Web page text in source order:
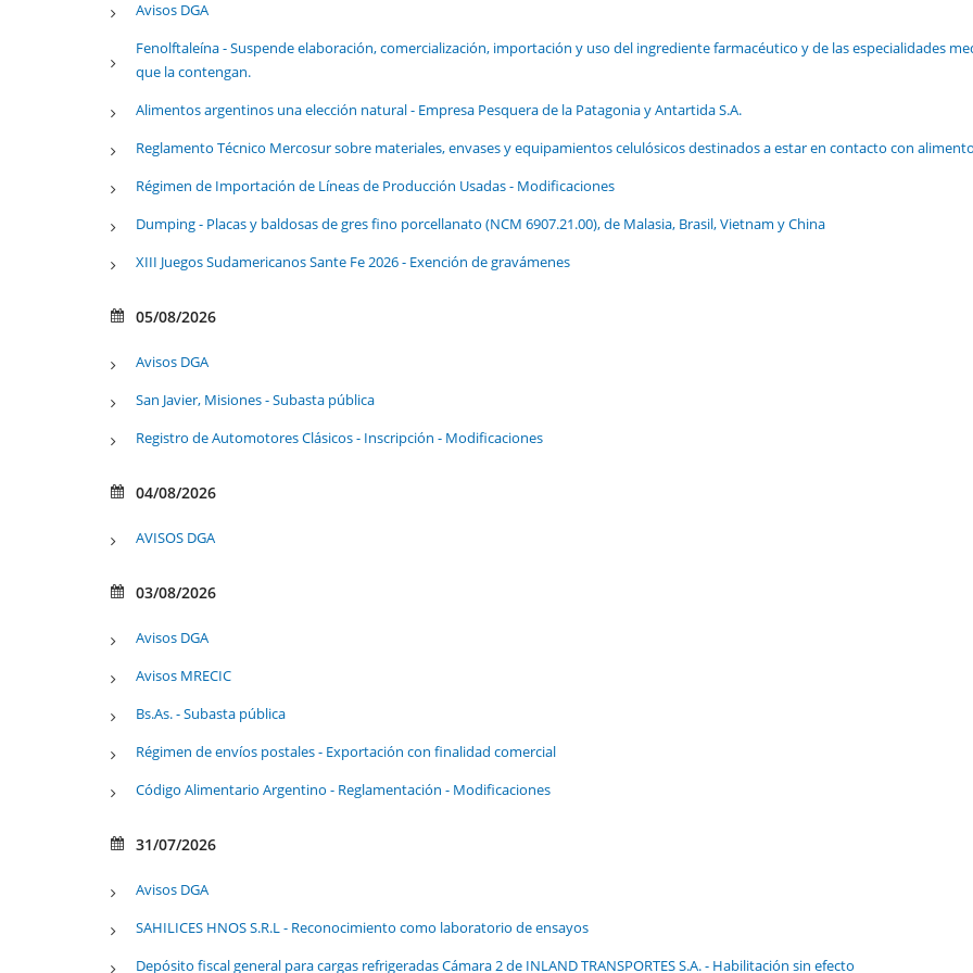
Avisos DGA
Fenolftaleína - Suspende elaboración, comercialización, importación y uso del ingrediente farmacéutico y de las especialidades
que la contengan.
Alimentos argentinos una elección natural - Empresa Pesquera de la Patagonia y Antartida S.A.
Reglamento Técnico Mercosur sobre materiales, envases y equipamientos celulósicos destinados a estar en contacto con
Régimen de Importación de Líneas de Producción Usadas - Modificaciones
Dumping - Placas y baldosas de gres fino porcellanato (NCM 6907.21.00), de Malasia, Brasil, Vietnam y China
XIII Juegos Sudamericanos Sante Fe 2026 - Exención de gravámenes
05/08/2026
Avisos DGA
San Javier, Misiones - Subasta pública
Registro de Automotores Clásicos - Inscripción - Modificaciones
04/08/2026
AVISOS DGA
03/08/2026
Avisos DGA
Avisos MRECIC
Bs.As. - Subasta pública
Régimen de envíos postales - Exportación con finalidad comercial
Código Alimentario Argentino - Reglamentación - Modificaciones
31/07/2026
Avisos DGA
SAHILICES HNOS S.R.L - Reconocimiento como laboratorio de ensayos
Depósito fiscal general para cargas refrigeradas Cámara 2 de INLAND TRANSPORTES S.A. - Habilitación sin efecto